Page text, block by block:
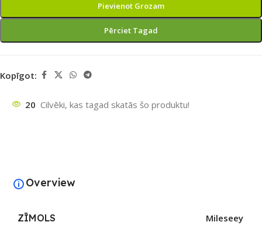
Pievienot Grozam
Pērciet Tagad
Kopīgot:
20 Cilvēki, kas tagad skatās šo produktu!
Overview
ZĪMOLS Mileseey